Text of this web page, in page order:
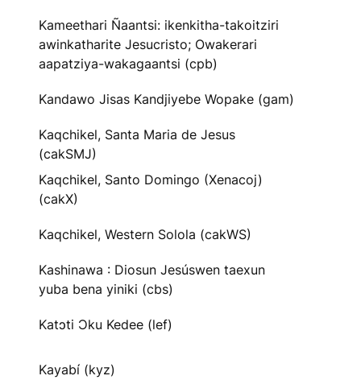
Kameethari Ñaantsi: ikenkitha-takoitziri
awinkatharite Jesucristo; Owakerari
aapatziya-wakagaantsi (cpb)
Kandawo Jisas Kandjiyebe Wopake (gam)
Kaqchikel, Santa Maria de Jesus
(cakSMJ)
Kaqchikel, Santo Domingo (Xenacoj)
(cakX)
Kaqchikel, Western Solola (cakWS)
Kashinawa : Diosun Jesúswen taexun
yuba bena yiniki (cbs)
Katɔti Ɔku Kedee (lef)
Kayabí (kyz)